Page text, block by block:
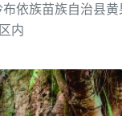
依族苗族自治县
内